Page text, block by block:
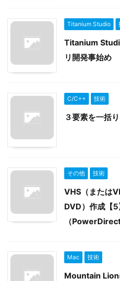
Titanium Studio
Titanium
リ開発事始め
C/C++ 技術
３要素を一括
その他 技術
VHS（または
DVD）作成【
（
Mac 技術
Mountain Lion